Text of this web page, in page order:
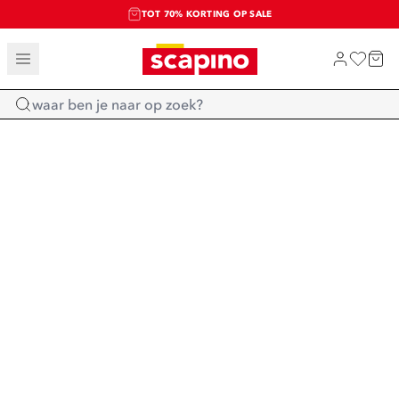
TOT 70% KORTING OP SALE
SALE: LAATSTE KANS!
SHOP NIEUW
Home